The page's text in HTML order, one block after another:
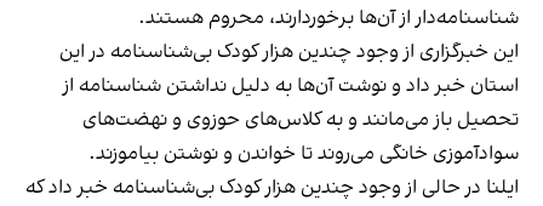
شناسنامه‌دار از آن‌ها برخوردارند، محروم هستند.
این خبرگزاری از وجودچندین هزار کودک بی‌شناسنامه در این
استان خبر داد و نوشت آن‌ها به دلیل نداشتن شناسنامه از
تحصیل باز می‌مانند و به کلاس‌های حوزوی و نهضت‌های
سوادآموزی خانگی می‌روند تا خواندن و نوشتن بیاموزند.
ایلنا در حالی از وجود چندین هزار کودک بی‌شناسنامه خبر داد که